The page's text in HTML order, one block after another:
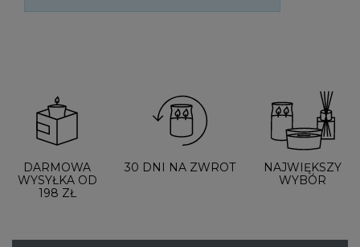
DARMOWA
WYSYŁKA OD
198 ZŁ
30 DNI NA ZWROT
NAJWIĘKSZY
WYBÓR